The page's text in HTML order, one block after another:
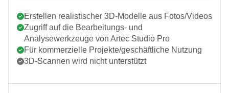
Erstellen realistischer 3D-Modelle aus Fotos/Videos
Zugriff auf die Bearbeitungs- und
Analysewerkzeuge von Artec Studio Pro
Für kommerzielle Projekte/geschäftliche Nutzung
3D-Scannen wird nicht unterstützt